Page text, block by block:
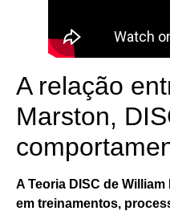
A relação
Marston,
A Teoria DISC de William
em treinamentos,